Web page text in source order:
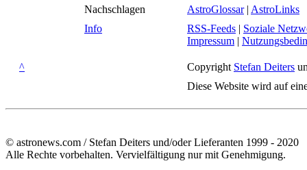
Nachschlagen
AstroGlossar| AstroLinks
Info
RSS-Feeds | Soziale
Impressum |
^ Copyright Stefan Deiters
Diese Website wird auf
© astronews.com / Stefan Deiters und/oder Lieferanten 1999 - 2020
Alle Rechte vorbehalten. Vervielfältigung nur mit Genehmigung.